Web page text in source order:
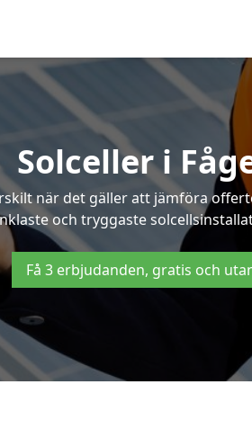
Solceller i
när det gäller att jämföra
och tryggaste
Få 3 erbjudanden, gratis och